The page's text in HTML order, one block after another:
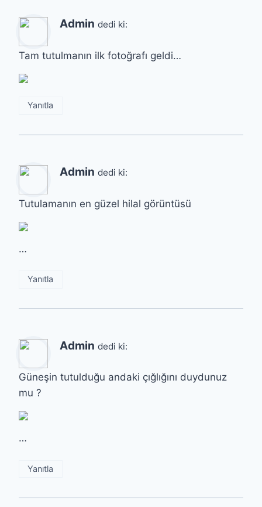
Admin dedi ki:
Tam tutulmanın ilk fotoğrafı geldi…
Yanıtla
Admin dedi ki:
Tutulamanın en güzel hilal görüntüsü
…
Yanıtla
Admin dedi ki:
Güneşin tutulduğu andaki çığlığını duydunuz
mu ?
…
Yanıtla